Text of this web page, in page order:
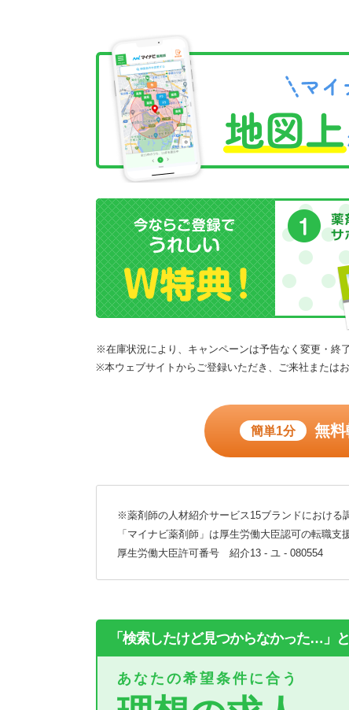
※在庫状況により、キャンペーンは予告なく変更・終
※本ウェブサイトからご登録いただき、ご来社または
簡単1分 無
※薬剤師の人材紹介サービス15ブランドにおける
「マイナビ薬剤師」は厚生労働大臣認可の転職支
厚生労働大臣許可番号 紹介13 - ユ - 080554
「検索したけど見つからなかった…」
あなたの希望条件に合う